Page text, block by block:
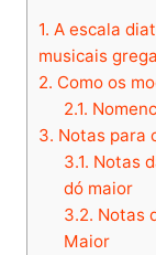
1. A escala
musicais
2. Como os
2.1.
3. Notas para
3.1. Notas
dó maior
3.2. Notas
Maior